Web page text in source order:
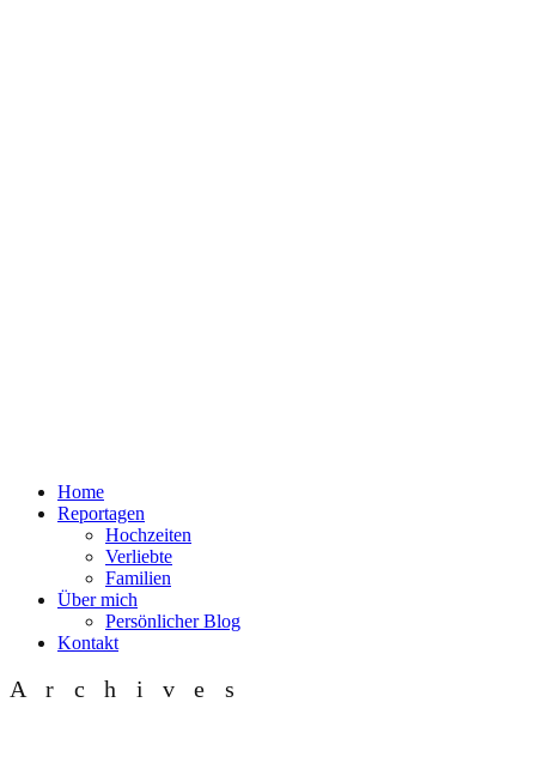
Home
Reportagen
Hochzeiten
Verliebte
Familien
Über mich
Persönlicher Blog
Kontakt
Archives